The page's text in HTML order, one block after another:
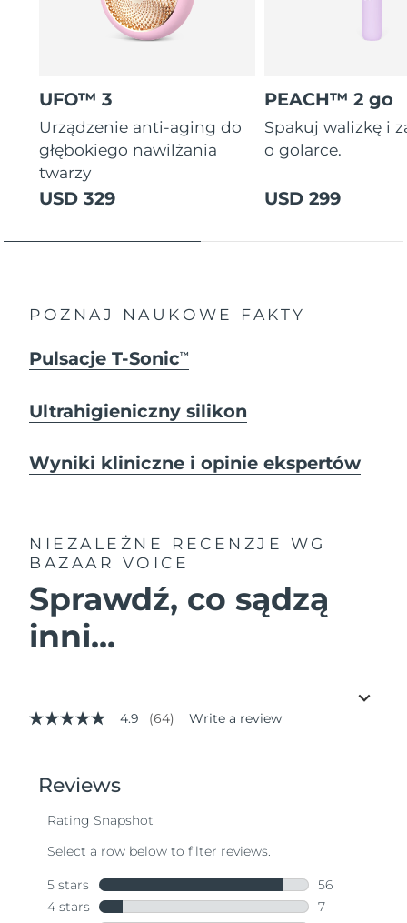
UFO™ 3
Urządzenie anti-aging do
głębokiego nawilżania
twarzy
USD 329
PEACH™ 2 go
Spakuj walizkę i
o golarce.
USD 299
POZNAJ NAUKOWE FAKTY
Pulsacje T-SonicTM
Ultrahigieniczny silikon
Wyniki kliniczne i opinie ekspertów
NIEZALEŻNE RECENZJE
WG
BAZAAR VOICE
Sprawdź, co sądzą
inni...
4.9
stars,
average
value.
Same
page
link.
4.9 (64) Write a review